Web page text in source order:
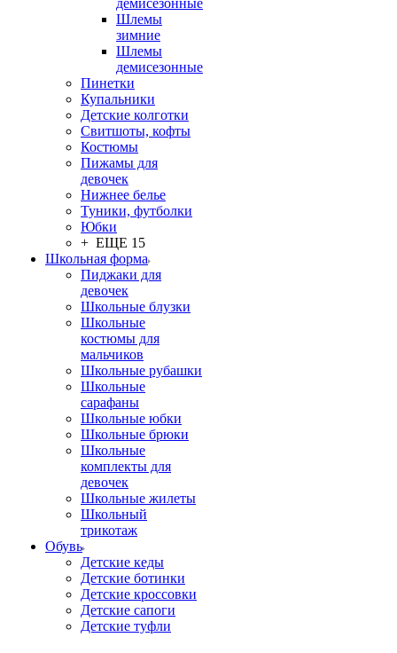
демисезонные
Шлемы
зимние
Шлемы
демисезонные
Пинетки
Купальники
Детские колготки
Свитшоты, кофты
Костюмы
Пижамы для
девочек
Нижнее белье
Туники, футболки
Юбки
+ ЕЩЕ 15
Школьная форма
Пиджаки для
девочек
Школьные блузки
Школьные
костюмы для
мальчиков
Школьные рубашки
Школьные
сарафаны
Школьные юбки
Школьные брюки
Школьные
комплекты для
девочек
Школьные жилеты
Школьный
трикотаж
Обувь
Детские кеды
Детские ботинки
Детские кроссовки
Детские сапоги
Детские туфли